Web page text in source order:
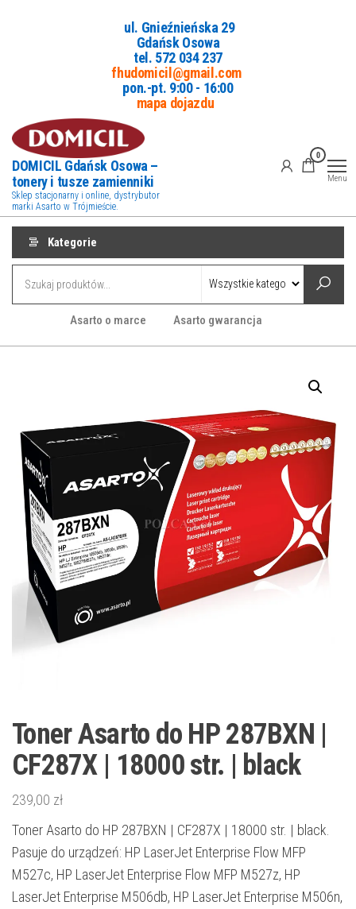
ul. Gnieźnieńska 29
Gdańsk Osowa
tel. 572 034 237
fhudomicil@gmail.com
pon.-pt. 9:00 - 16:00
mapa dojazdu
DOMICIL Gdańsk Osowa –
tonery i tusze zamienniki
Sklep stacjonarny i online, dystrybutor
marki Asarto w Trójmieście.
0
Menu
Kategorie
Asarto o marce Asarto gwarancja
Toner Asarto do HP 287BXN |
CF287X | 18000 str. | black
239,00 zł
Toner Asarto do HP 287BXN | CF287X | 18000 str. | black.
Pasuje do urządzeń: HP LaserJet Enterprise Flow MFP
M527c, HP LaserJet Enterprise Flow MFP M527z, HP
LaserJet Enterprise M506db, HP LaserJet Enterprise M506n,